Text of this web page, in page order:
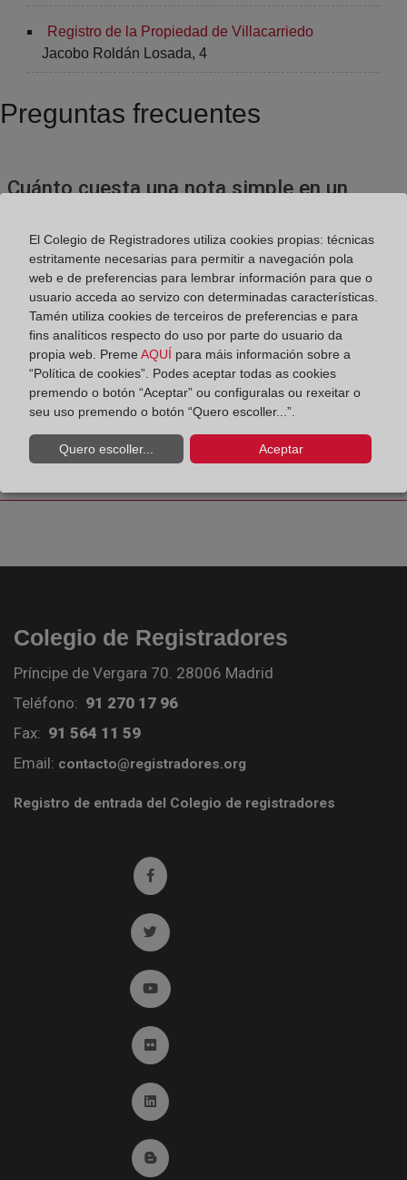
Registro de la Propiedad de Villacarriedo
Jacobo Roldán Losada, 4
Preguntas frecuentes
Cuánto cuesta una nota simple en un
Donde pedir una nota simple
¿Cuál es el contenido de una nota simple
o una certificación?
¿Cómo se inscribe una cancelación de
hipoteca?
Colegio de Registradores
Príncipe de Vergara 70. 28006 Madrid
Teléfono: 91 270 17 96
Fax: 91 564 11 59
Email: contacto@registradores.org
Registro de entrada del Colegio de registradores
Ir a facebook (abre en ventana nueva)
Ir a twitter (abre en ventana nueva)
Ir a YouTube (abre en ventana nueva)
Ir a Flickr (abre en ventana nueva)
Ir a Linkedin (abre en ventana nueva)
Ir al Blog (abre en ventana nueva)
El Colegio de Registradores utiliza cookies propias: técnicas
estritamente necesarias para permitir a navegación pola
web e de preferencias para lembrar información para que o
usuario acceda ao servizo con determinadas características.
Tamén utiliza cookies de terceiros de preferencias e para
fins analíticos respecto do uso por parte do usuario da
propia web. Preme AQUÍ para máis información sobre a
“Política de cookies”. Podes aceptar todas as cookies
premendo o botón “Aceptar” ou configuralas ou rexeitar o
seu uso premendo o botón “Quero escoller...”.
Quero escoller... Aceptar